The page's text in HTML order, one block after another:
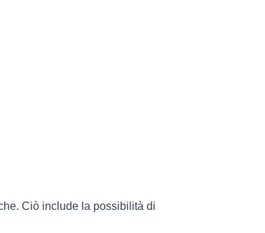
Ciò include la possibilità di